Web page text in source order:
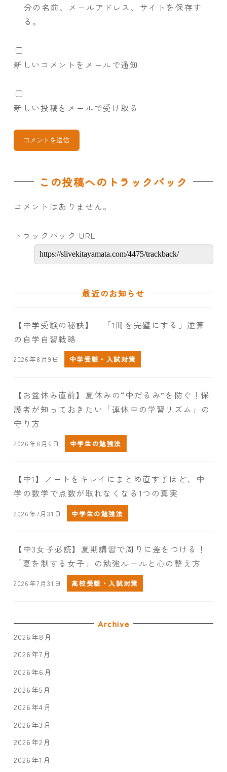
分の名前、メールアドレス、サイトを保存す
る。
新しいコメントをメールで通知
新しい投稿をメールで受け取る
この投稿へのトラックバック
コメントはありません。
トラックバック URL
最近のお知らせ
【中学受験の秘訣】 「1冊を完璧にする」逆算
の自学自習戦略
2026年8月9日 中学受験・入試対策
【お盆休み直前】夏休みの“中だるみ”を防ぐ！保
護者が知っておきたい「連休中の学習リズム」の
守り方
2026年8月6日 中学生の勉強法
【中1】ノートをキレイにまとめ直す子ほど、中
学の数学で点数が取れなくなる1つの真実
2026年7月31日 中学生の勉強法
【中3女子必読】夏期講習で周りに差をつける！
「夏を制する女子」の勉強ルールと心の整え方
2026年7月31日 高校受験・入試対策
Archive
2026年8月
2026年7月
2026年6月
2026年5月
2026年4月
2026年3月
2026年2月
2026年1月